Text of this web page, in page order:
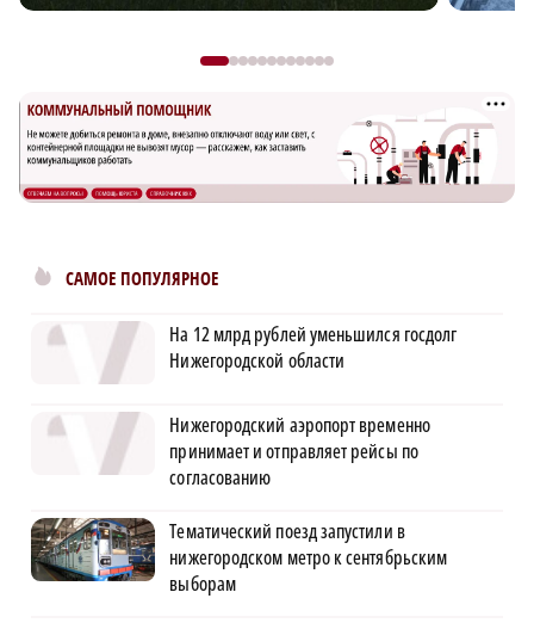
САМОЕ ПОПУЛЯРНОЕ
На 12 млрд рублей уменьшился госдолг
Нижегородской области
Нижегородский аэропорт временно
принимает и отправляет рейсы по
согласованию
Тематический поезд запустили в
нижегородском метро к сентябрьским
выборам